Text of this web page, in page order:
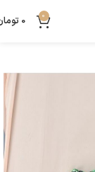
0
0